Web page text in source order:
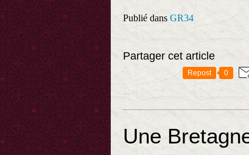
Publié dans GR34
Partager cet article
Repost 0
Une